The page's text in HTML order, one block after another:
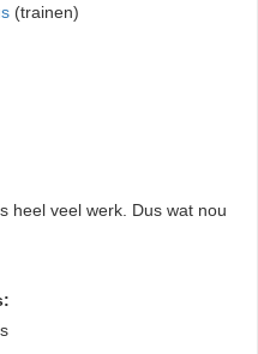
(trainen)
heel veel werk. Dus wat nou